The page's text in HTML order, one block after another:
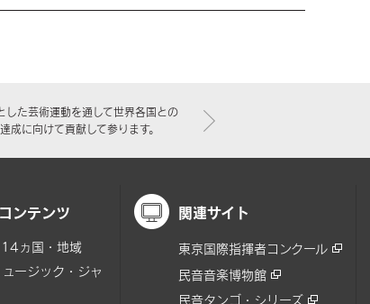
した芸術運動を通して世界各国との
成に向けて貢献して参ります。
ンテンツ
ヵ国・地域
ージック・ジャ
関連サイト
東京国際指揮者コンクール
民音音楽博物館
民音タンゴ・シリーズ